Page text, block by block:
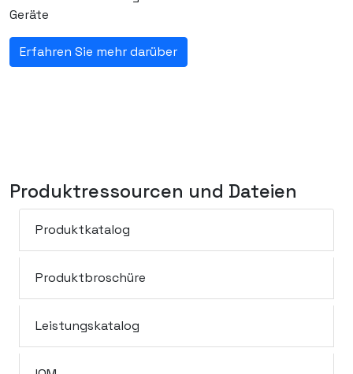
Geräte
Erfahren Sie mehr darüber
Produktressourcen und Dateien
Produktkatalog
Produktbroschüre
Leistungskatalog